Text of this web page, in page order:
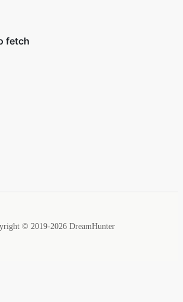
© 2019-2026 DreamHunter